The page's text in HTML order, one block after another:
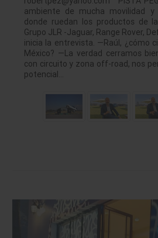
ambiente de mucha movilidad y
donde ruedan los productos de
Grupo JLR -Jaguar, Range Rover,
inicia la entrevista. —Raúl, ¿cómo
México? —La verdad cerramos
con circuito y zona off-road, nos
potencial…